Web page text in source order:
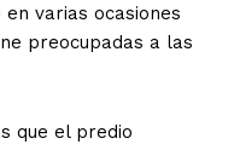
varias ocasiones
preocupadas a las
que el predio